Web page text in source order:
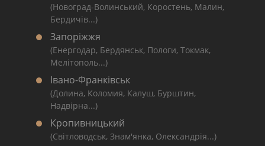
(Новоград-Волинський, Коростень, Малин,
Бердичів...)
Запоріжжя
(Енергодар, Бердянськ, Пологи, Токмак,
Мелітополь...)
Івано-Франківськ
(Долина, Коломия, Калуш, Бурштин,
Надвірна...)
Кропивницький
(Світловодськ, Знам'янка, Олександрія...)